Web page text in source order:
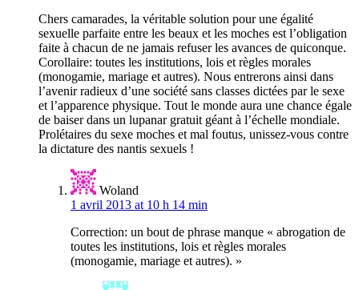
Chers camarades, la véritable solution pour une égalité
sexuelle parfaite entre les beaux et les moches est l’obligation
faite à chacun de ne jamais refuser les avances de quiconque.
Corollaire: toutes les institutions, lois et règles morales
(monogamie, mariage et autres). Nous entrerons ainsi dans
l’avenir radieux d’une société sans classes dictées par le sexe
et l’apparence physique. Tout le monde aura une chance égale
de baiser dans un lupanar gratuit géant à l’échelle mondiale.
Prolétaires du sexe moches et mal foutus, unissez-vous contre
la dictature des nantis sexuels !
Woland
1 avril 2013 at 10 h 14 min
Correction: un bout de phrase manque « abrogation de
toutes les institutions, lois et règles morales
(monogamie, mariage et autres). »